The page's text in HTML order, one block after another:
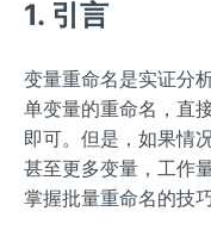
1. 引言
变量重命名是实证分
单变量的重命名，直
即可。但是，如果情
甚至更多变量，工作
掌握批量重命名的技巧